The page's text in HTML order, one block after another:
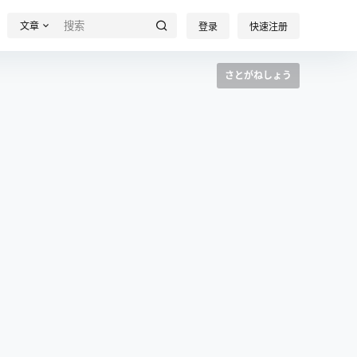
文章 登录 快速注册
さとがねしょう